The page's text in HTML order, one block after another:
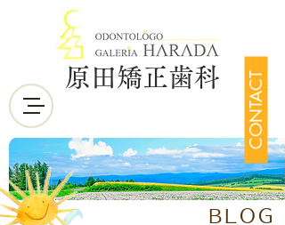
CONTACT
原田矯正歯科
BLOG